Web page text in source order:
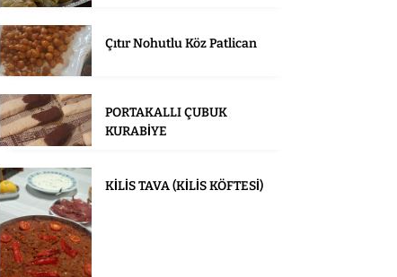
Çıtır Nohutlu Köz Patlican
PORTAKALLI ÇUBUK
KURABİYE
KİLİS TAVA (KİLİS KÖFTESİ)